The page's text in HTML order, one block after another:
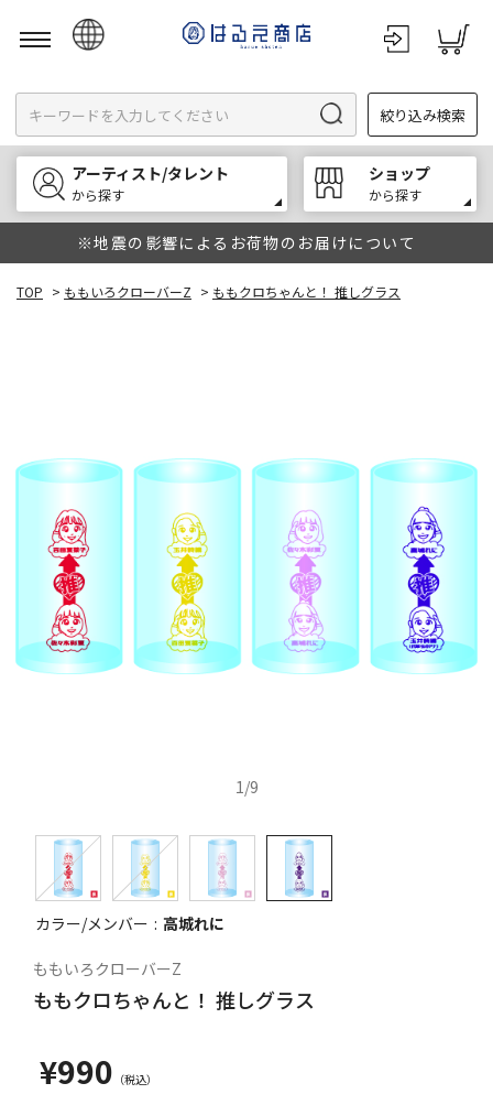
English
한국어
中文
絞り込み検索
アーティスト/タレント
から探す
ショップ
から探す
※地震の影響によるお荷物のお届けについて
TOP > ももいろクローバーZ > ももクロちゃんと！ 推しグラス
1/9
カラー/メンバー 高城れに
ももいろクローバーZ
ももクロちゃんと！ 推しグラス
¥990